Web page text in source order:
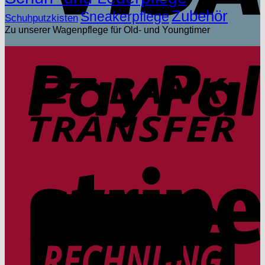
Schuhputzkisten SneakerpflegeZubehör
Zu unserer Wagenpflege für Old- und Youngtimer